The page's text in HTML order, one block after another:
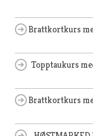
Brattkortkurs
Topptaukurs
Brattkortkurs